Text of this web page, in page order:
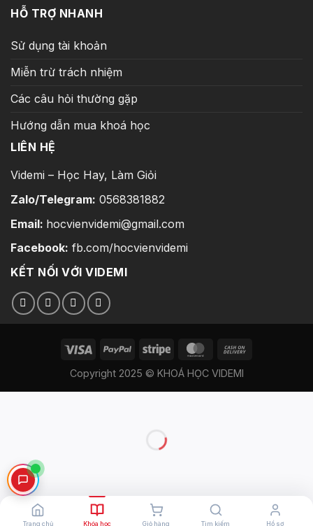
HỖ TRỢ NHANH
Sử dụng tài khoản
Miễn trừ trách nhiệm
Các câu hỏi thường gặp
Hướng dẫn mua khoá học
LIÊN HỆ
Videmi – Học Hay, Làm Giỏi
Zalo/Telegram: 0568381882
Email: hocvienvidemi@gmail.com
Facebook: fb.com/hocvienvidemi
KẾT NỐI VỚI VIDEMI
Copyright 2025 © KHOÁ HỌC VIDEMI
Trang chủ Khóa học Giỏ hàng Tìm kiếm Hồ sơ